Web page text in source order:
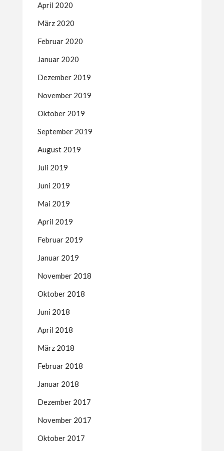
April 2020
März 2020
Februar 2020
Januar 2020
Dezember 2019
November 2019
Oktober 2019
September 2019
August 2019
Juli 2019
Juni 2019
Mai 2019
April 2019
Februar 2019
Januar 2019
November 2018
Oktober 2018
Juni 2018
April 2018
März 2018
Februar 2018
Januar 2018
Dezember 2017
November 2017
Oktober 2017